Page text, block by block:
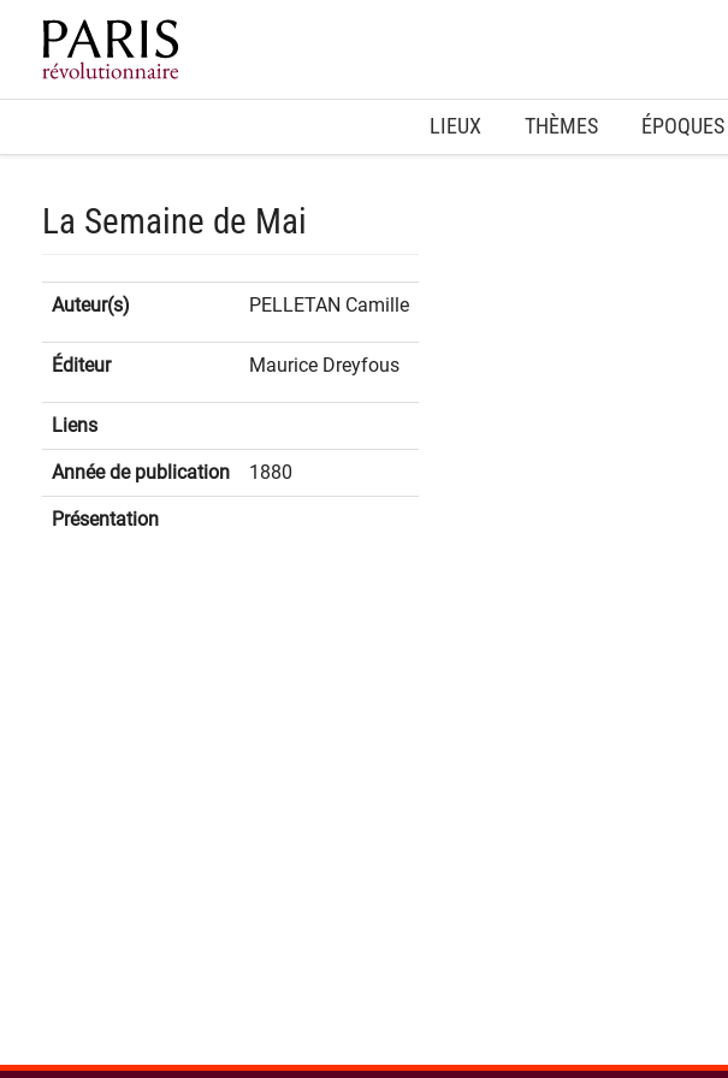
Home
LIEUX THÈMES ÉPOQUES
La Semaine de Mai
Auteur(s) PELLETAN Camille
Éditeur Maurice Dreyfous
Liens
Année de publication 1880
Présentation